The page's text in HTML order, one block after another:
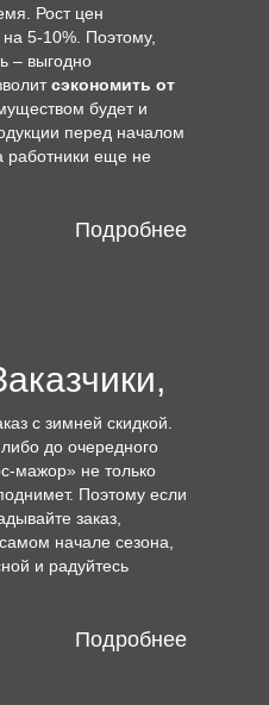
Рост цен
5-10%. Поэтому,
– выгодно
сэкономить от
будет и
перед началом
работники еще не
Подробнее
с зимней скидкой.
до очередного
мажор» не только
Поэтому если
заказ,
начале сезона,
и радуйтесь
Подробнее